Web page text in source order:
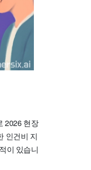
2026 현장
인건비 지
이 있습니